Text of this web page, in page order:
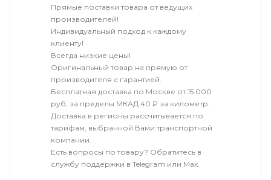
Прямые поставки товара от ведущих
производителей!
Индивидуальный подход к каждому
клиенту!
Всегда низкие цены!
Оригинальный товар на прямую от
производителя с гарантией.
Бесплатная доставка по Москве от 15 000
руб, за пределы МКАД 40 ₽ за километр.
Доставка в регионы рассчитывается по
тарифам, выбранной Вами транспортной
компании.
Есть вопросы по товару? Обратитесь в
службу поддержки в Telegram или Max.